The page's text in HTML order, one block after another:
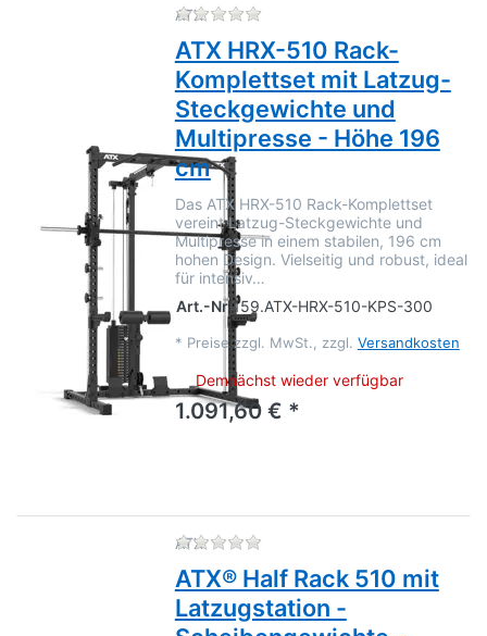
ATX Zu diesem Produkt liegen
ATX HRX-510 Rack-
Komplettset mit Latzug-
Steckgewichte und
Multipresse - Höhe 196
cm
Das ATX HRX-510 Rack-Komplettset
vereint Latzug-Steckgewichte und
Multipresse in einem stabilen, 196 cm
hohen Design. Vielseitig und robust, ideal
für intensiv…
Art.-Nr.159.ATX-HRX-510-KPS-300
* Preise zzgl. MwSt., zzgl. Versandkosten
Demnächst wieder verfügbar
1.091,60 € *
ATX Zu diesem Produkt liegen
ATX® Half Rack 510 mit
Latzugstation -